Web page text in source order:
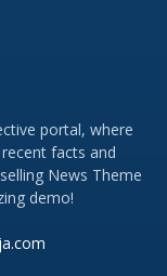
portal, where
facts and
News Theme
demo!